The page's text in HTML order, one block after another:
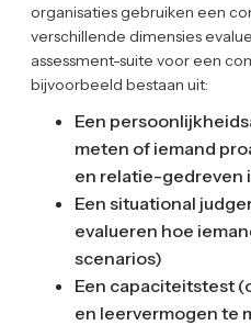
organisaties gebruiken een
verschillende dimensies
assessment-suite voor een
bijvoorbeeld bestaan uit:
Een
meten of iemand
en relatie-gedreven
Een situational
evalueren hoe
scenarios)
Een capaciteitstest
en leervermogen te